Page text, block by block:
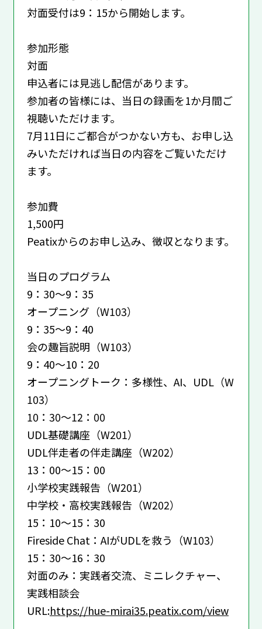
対面受付は9：15から開始します。
参加形態
対面
申込者には見逃し配信があります。
参加者の皆様には、当日の録画を1か月間ご
視聴いただけます。
7月11日にご都合がつかない方も、お申し込
みいただければ当日の内容をご覧いただけ
ます。
参加費
1,500円
Peatixからのお申し込み、徴収となります。
当日のプログラム
9：30～9：35
オープニング（W103）
9：35～9：40
会の趣旨説明（W103）
9：40～10：20
オープニングトーク：多様性、AI、UDL（W
103）
10：30～12：00
UDL基礎講座（W201）
UDL伴走者の伴走講座（W202）
13：00～15：00
小学校実践報告（W201）
中学校・高校実践報告（W202）
15：10～15：30
Fireside Chat：AIがUDLを救う（W103）
15：30～16：30
対面のみ：実践者交流、ミニレクチャー、
実践相談会
URL:https://hue-mirai35.peatix.com/view